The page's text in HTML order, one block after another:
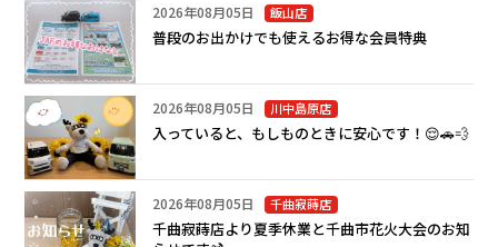
2026年08月05日 飯山店
普段のお出かけでも使えるお得な会員特典
2026年08月05日 川中島原店
入っていると、もしものときに安心です！😌🚗💨
2026年08月05日 千曲寂蒔店
千曲寂蒔店より夏季休業と千曲市花火大会のお知